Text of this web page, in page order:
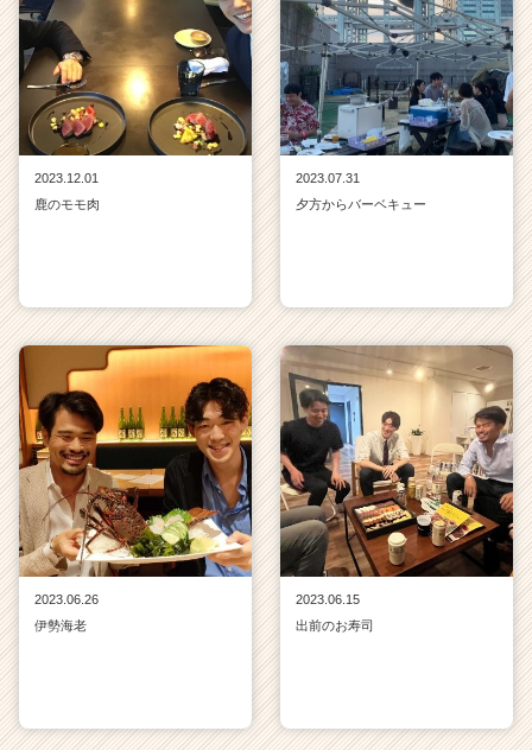
2023.12.01
鹿のモモ肉
2023.07.31
夕方からバーベキュー
2023.06.26
伊勢海老
2023.06.15
出前のお寿司